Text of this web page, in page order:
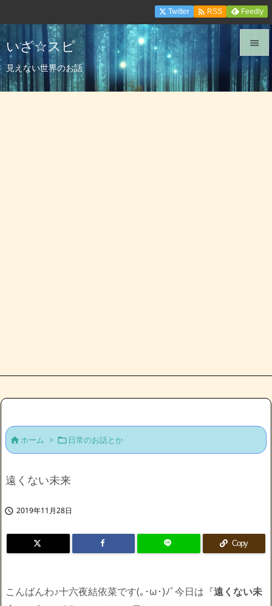
いざ☆スピ
見えない世界のお話


メニュ
Twitter  RSS Feedly
ホーム >  日常のお話とか
遠くない未来
 2019年11月28日
Copy
こんばんわ♪十六夜結依菜です(｡･ω･)ﾉﾞ今日は『遠くない未